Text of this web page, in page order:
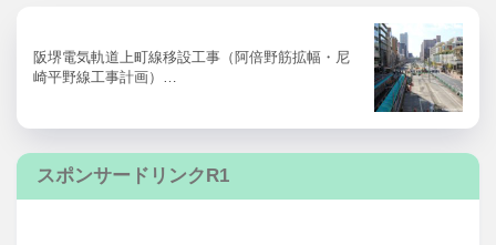
阪堺電気軌道上町線移設工事（阿倍野筋拡幅・尼
崎平野線工事計画）…
スポンサードリンクR1